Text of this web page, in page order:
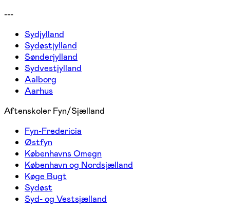
---
Sydjylland
Sydøstjylland
Sønderjylland
Sydvestjylland
Aalborg
Aarhus
Aftenskoler Fyn/Sjælland
Fyn-Fredericia
Østfyn
Københavns Omegn
København og Nordsjælland
Køge Bugt
Sydøst
Syd- og Vestsjælland